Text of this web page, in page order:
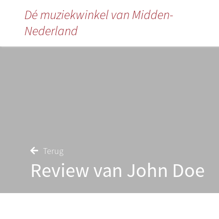
Dé muziekwinkel van Midden-
Nederland
Terug
Review van John Doe